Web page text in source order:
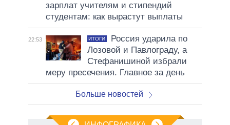
зарплат учителям и стипендий
студентам: как вырастут выплаты
22:53 ИТОГИ
Россия ударила по
Лозовой и Павлограду, а
Стефанишиной избрали
меру пресечения. Главное за день
Больше новостей